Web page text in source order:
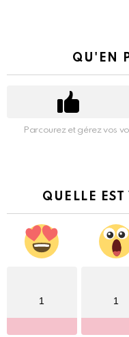
QU'EN
Parcourez et gérez vos
QUELLE
1 1